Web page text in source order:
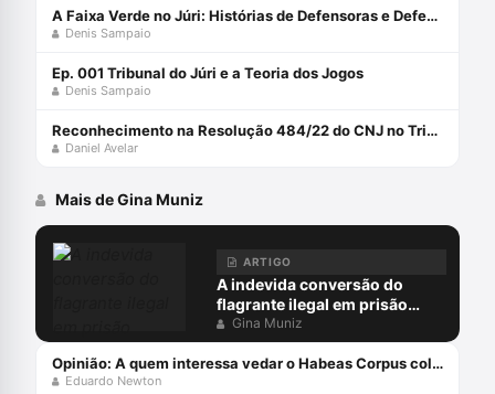
A Faixa Verde no Júri: Histórias de Defensoras e Defensores Públicos (Volume 5) Capa comum 13 março 2024
Denis Sampaio
Ep. 001 Tribunal do Júri e a Teoria dos Jogos
Denis Sampaio
Reconhecimento na Resolução 484/22 do CNJ no Tribunal do Júri
Daniel Avelar
Mais de Gina Muniz
ARTIGO
A indevida conversão do
flagrante ilegal em prisão
preventiva
Gina Muniz
Opinião: A quem interessa vedar o Habeas Corpus coletivo?
Eduardo Newton